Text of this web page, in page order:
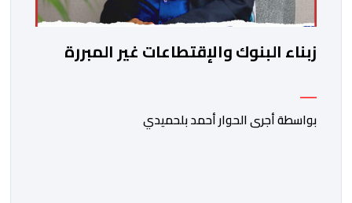
زبناء البنوك والإقتطاعات غير المبررة
بواسطة أجرى الحوار أحمد بلحميدي